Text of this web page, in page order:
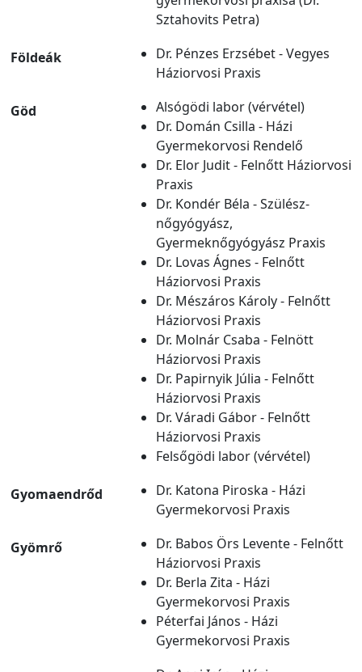
Sztahovits Petra)
Földeák
Dr. Pénzes Erzsébet - Vegyes
Háziorvosi Praxis
Göd
Alsógödi labor (vérvétel)
Dr. Domán Csilla - Házi
Gyermekorvosi Rendelő
Dr. Elor Judit - Felnőtt Háziorvosi
Praxis
Dr. Kondér Béla - Szülész-
nőgyógyász,
Gyermeknőgyógyász Praxis
Dr. Lovas Ágnes - Felnőtt
Háziorvosi Praxis
Dr. Mészáros Károly - Felnőtt
Háziorvosi Praxis
Dr. Molnár Csaba - Felnött
Háziorvosi Praxis
Dr. Papirnyik Júlia - Felnőtt
Háziorvosi Praxis
Dr. Váradi Gábor - Felnőtt
Háziorvosi Praxis
Felsőgödi labor (vérvétel)
Gyomaendrőd
Dr. Katona Piroska - Házi
Gyermekorvosi Praxis
Gyömrő
Dr. Babos Örs Levente - Felnőtt
Háziorvosi Praxis
Dr. Berla Zita - Házi
Gyermekorvosi Praxis
Péterfai János - Házi
Gyermekorvosi Praxis